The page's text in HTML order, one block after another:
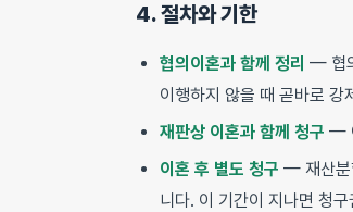
4. 절차와 기한
협의이혼과 함께 정리 — 협
이행하지 않을 때 곧바로 강
재판상 이혼과 함께 청구 —
이혼 후 별도 청구 — 재산분
니다. 이 기간이 지나면 청